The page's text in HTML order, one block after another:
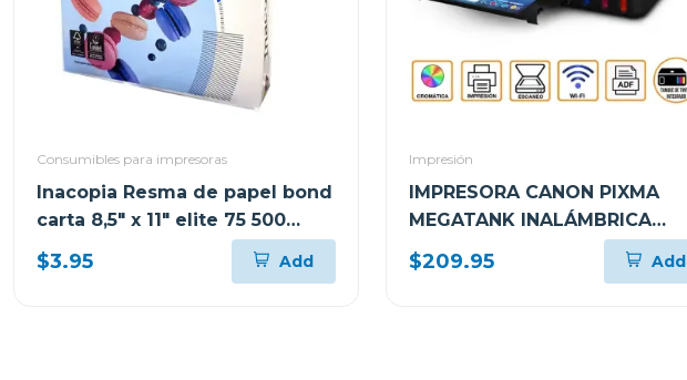
Consumibles para impresoras
Inacopia Resma de papel bond
carta 8,5" x 11" elite 75 500
hojas 20 lb
$3.95 Add
Impresión
IMPRESORA CANON PIXMA
MEGATANK INALÁMBRICA
MULTIFUNCIONAL G417
$209.95 Add